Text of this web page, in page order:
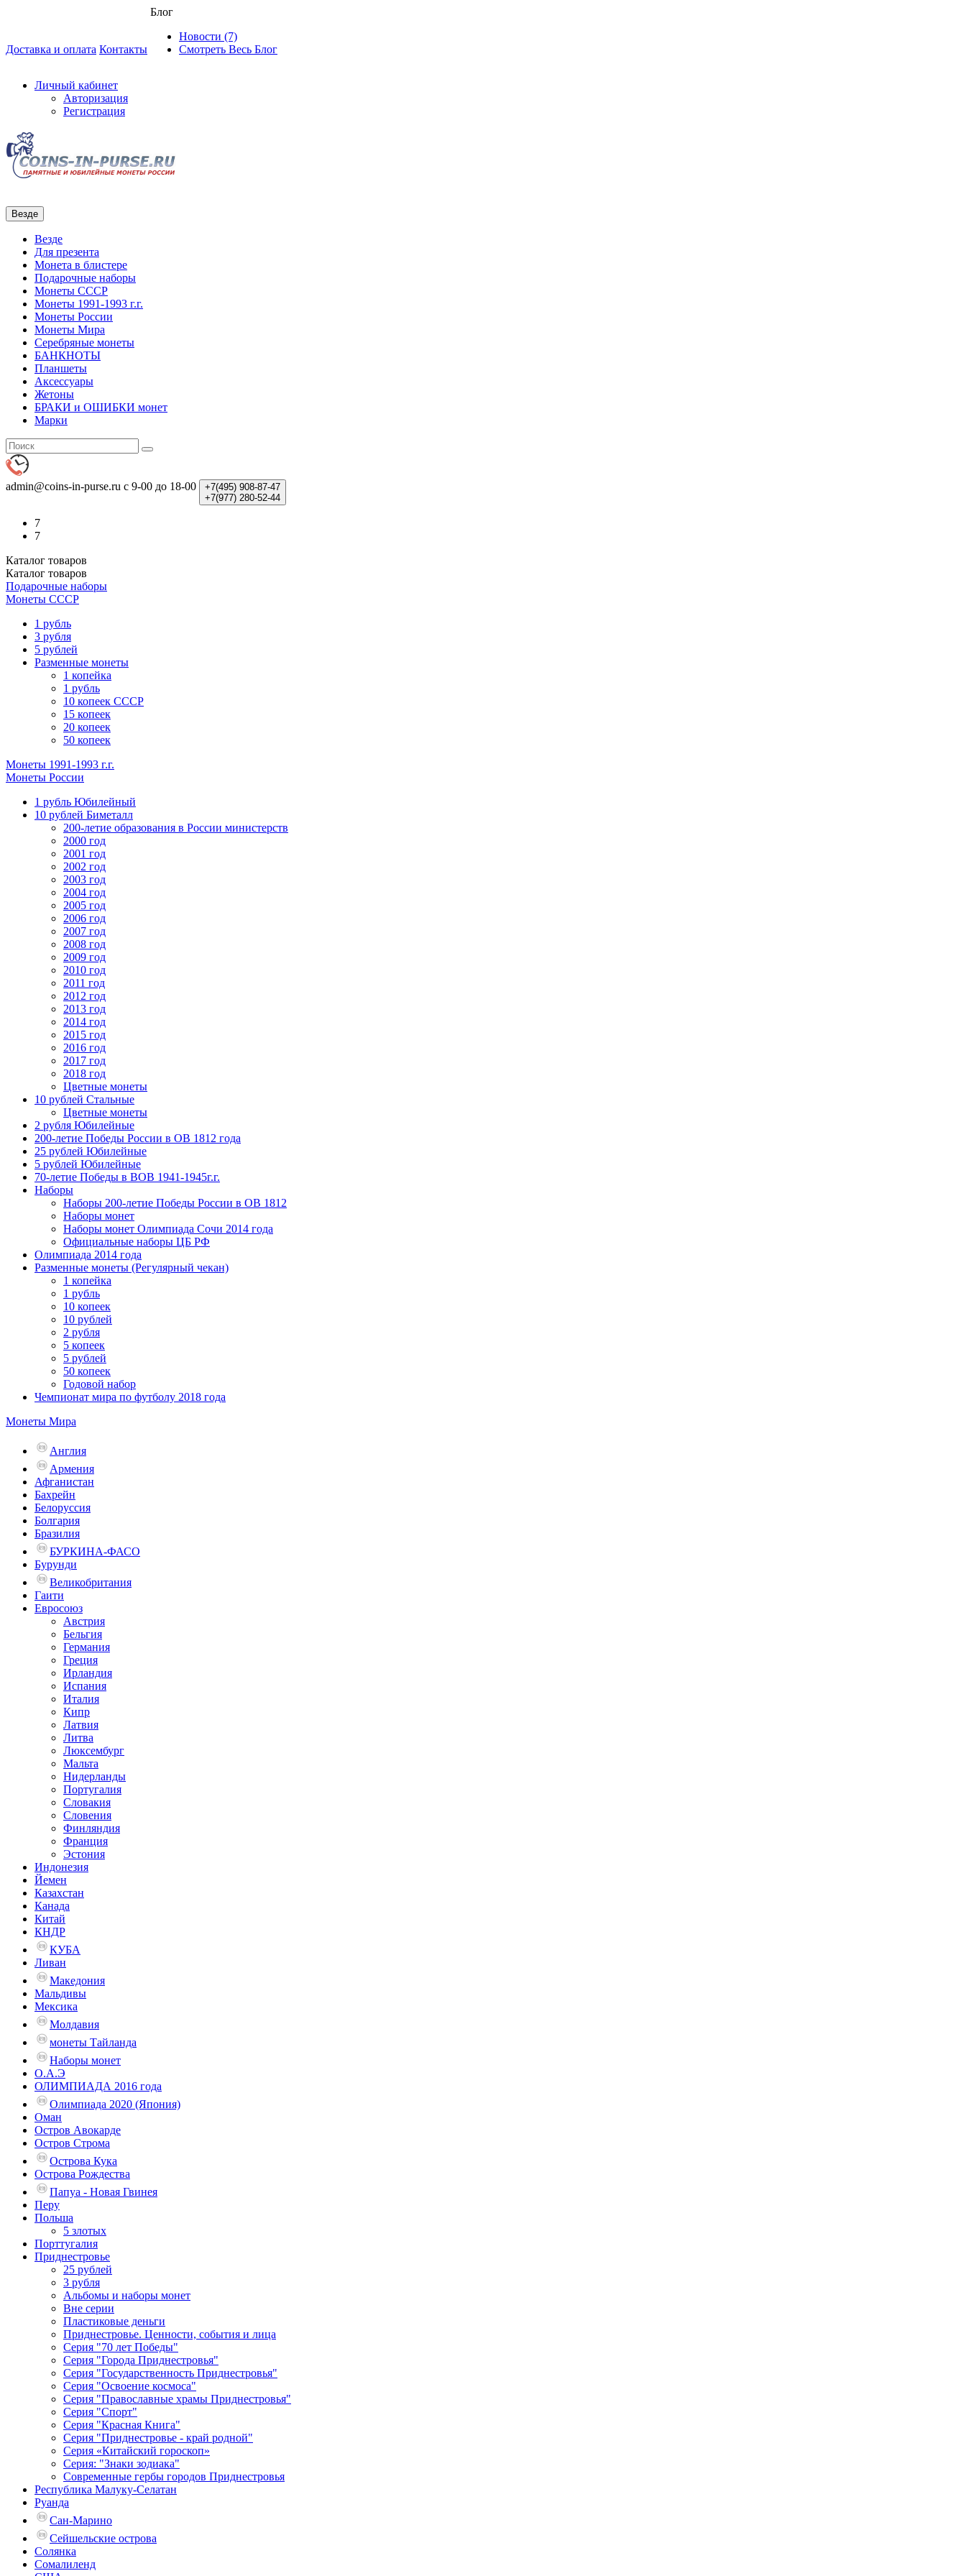
Доставка и оплата Контакты
Блог
Новости (7)
Смотреть Весь Блог
Личный кабинет
Авторизация
Регистрация
Везде
Везде
Для презента
Монета в блистере
Подарочные наборы
Монеты СССР
Монеты 1991-1993 г.г.
Монеты России
Монеты Мира
Серебряные монеты
БАНКНОТЫ
Планшеты
Аксессуары
Жетоны
БРАКИ и ОШИБКИ монет
Марки
admin@coins-in-purse.ru с 9-00 до 18-00 +7(495) 908-87-47
+7(977) 280-52-44
7
7
Каталог товаров
Каталог товаров
Подарочные наборы
Монеты СССР
1 рубль
3 рубля
5 рублей
Разменные монеты
1 копейка
1 рубль
10 копеек СССР
15 копеек
20 копеек
50 копеек
Монеты 1991-1993 г.г.
Монеты России
1 рубль Юбилейный
10 рублей Биметалл
200-летие образования в России министерств
2000 год
2001 год
2002 год
2003 год
2004 год
2005 год
2006 год
2007 год
2008 год
2009 год
2010 год
2011 год
2012 год
2013 год
2014 год
2015 год
2016 год
2017 год
2018 год
Цветные монеты
10 рублей Стальные
Цветные монеты
2 рубля Юбилейные
200-летие Победы России в ОВ 1812 года
25 рублей Юбилейные
5 рублей Юбилейные
70-летие Победы в ВОВ 1941-1945г.г.
Наборы
Наборы 200-летие Победы России в ОВ 1812
Наборы монет
Наборы монет Олимпиада Сочи 2014 года
Официальные наборы ЦБ РФ
Олимпиада 2014 года
Разменные монеты (Регулярный чекан)
1 копейка
1 рубль
10 копеек
10 рублей
2 рубля
5 копеек
5 рублей
50 копеек
Годовой набор
Чемпионат мира по футболу 2018 года
Монеты Мира
Англия
Армения
Афганистан
Бахрейн
Белоруссия
Болгария
Бразилия
БУРКИНА-ФАСО
Бурунди
Великобритания
Гаити
Евросоюз
Австрия
Бельгия
Германия
Греция
Ирландия
Испания
Италия
Кипр
Латвия
Литва
Люксембург
Мальта
Нидерланды
Португалия
Словакия
Словения
Финляндия
Франция
Эстония
Индонезия
Йемен
Казахстан
Канада
Китай
КНДР
КУБА
Ливан
Македония
Мальдивы
Мексика
Молдавия
монеты Тайланда
Наборы монет
О.А.Э
ОЛИМПИАДА 2016 года
Олимпиада 2020 (Япония)
Оман
Остров Авокарде
Остров Строма
Острова Кука
Острова Рождества
Папуа - Новая Гвинея
Перу
Польша
5 злотых
Порттугалия
Приднестровье
25 рублей
3 рубля
Альбомы и наборы монет
Вне серии
Пластиковые деньги
Приднестровье. Ценности, события и лица
Серия "70 лет Победы"
Серия "Города Приднестровья"
Серия "Государственность Приднестровья"
Серия "Освоение космоса"
Серия "Православные храмы Приднестровья"
Серия "Спорт"
Серия "Красная Книга"
Серия "Приднестровье - край родной"
Серия «Китайский гороскоп»
Серия: "Знаки зодиака"
Современные гербы городов Приднестровья
Республика Малуку-Селатан
Руанда
Сан-Марино
Сейшельские острова
Солянка
Сомалиленд